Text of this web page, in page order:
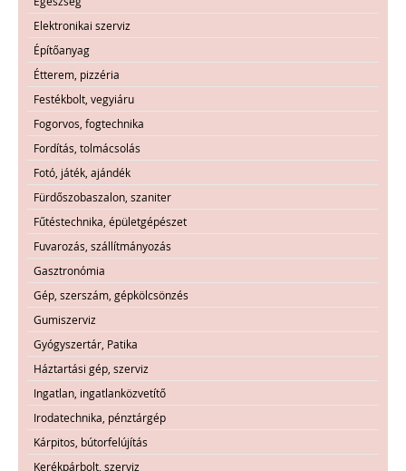
Elektronikai szerviz
Építőanyag
Étterem, pizzéria
Festékbolt, vegyiáru
Fogorvos, fogtechnika
Fordítás, tolmácsolás
Fotó, játék, ajándék
Fürdőszobaszalon, szaniter
Fűtéstechnika, épületgépészet
Fuvarozás, szállítmányozás
Gasztronómia
Gép, szerszám, gépkölcsönzés
Gumiszerviz
Gyógyszertár, Patika
Háztartási gép, szerviz
Ingatlan, ingatlanközvetítő
Irodatechnika, pénztárgép
Kárpitos, bútorfelújítás
Kerékpárbolt, szerviz